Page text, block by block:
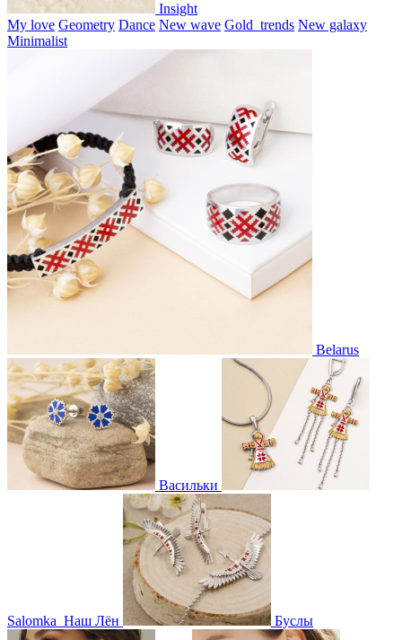
Insight
My love Geometry Dance New wave Gold_trends New galaxy
Minimalist
Belarus
Васильки
Salomka Наш Лён Буслы